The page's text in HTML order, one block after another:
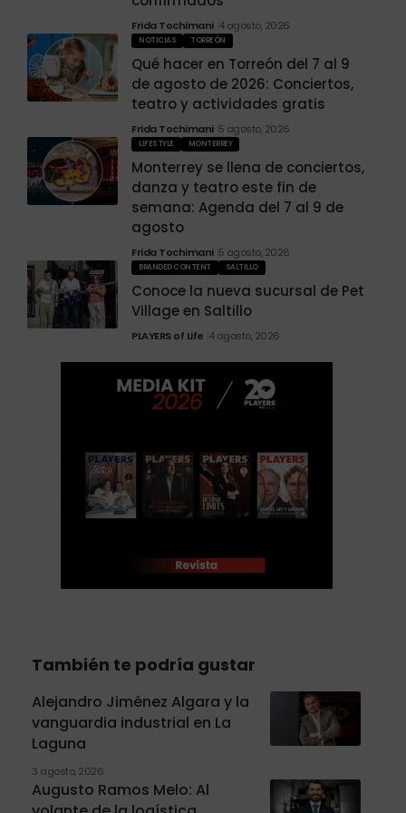
Frida Tochimani 4 agosto, 2026
NOTICIAS TORREÓN
Qué hacer en Torreón del 7 al 9
de agosto de 2026: Conciertos,
teatro y actividades gratis
Frida Tochimani 5 agosto, 2026
LIFESTYLE MONTERREY
Monterrey se llena de conciertos,
danza y teatro este fin de
semana: Agenda del 7 al 9 de
agosto
Frida Tochimani 5 agosto, 2026
BRANDED CONTENT SALTILLO
Conoce la nueva sucursal de Pet
Village en Saltillo
PLAYERS of Life 4 agosto, 2026
También te podría gustar
Alejandro Jiménez Algara y la
vanguardia industrial en La
Laguna
3 agosto, 2026
Augusto Ramos Melo: Al